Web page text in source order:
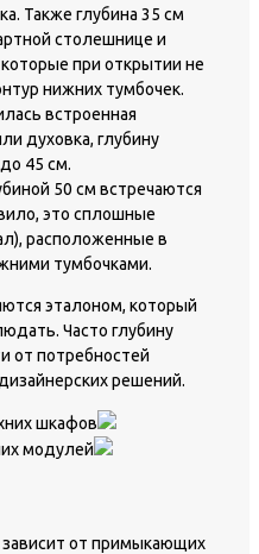
Также глубина 35 см
столешнице и
при открытии не
нижних тумбочек.
встроенная
духовка, глубину
45 см.
50 см встречаются
это сплошные
расположенные в
тумбочками.
эталоном, который
Часто глубину
от потребностей
решений.
шкафов
модулей
зависит от примыкающих